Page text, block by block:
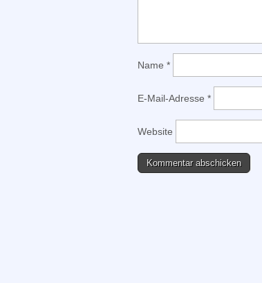
Name *
E-Mail-Adresse *
Website